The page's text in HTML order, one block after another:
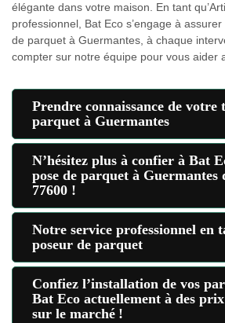
élégante dans votre maison. En tant
professionnel, Bat Eco s’engage à
de parquet à Guermantes, à chaque
compter sur notre équipe pour vous aider
Prendre connaissance de votre
parquet à Guermantes
N’hésitez plus à confier à Bat
pose de parquet à Guermantes
77600 !
Notre service professionnel en
poseur de parquet
Confiez l’installation de vos
Bat Eco actuellement à des
sur le marché !